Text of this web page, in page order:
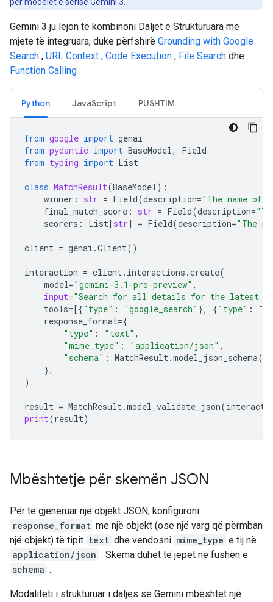
Gemini 3 ju lejon të kombinoni Daljet e Strukturuara me
mjete të integruara, duke përfshirë Grounding with Google
Search , URL Context , Code Execution , File Search dhe
Function Calling .
Python JavaScript PUSHTIM
from google import genai
from pydantic import BaseModel,
Field
from typing import List
class MatchResult(BaseModel):
winner : str = Field(description="The name of
final_match_score : str = Field(description=
scorers : List[str] = Field(description="The
client = genai .Client()
interaction = client. interactions .create(
model="gemini-3.1-pro-preview" ,
input="Search for all details for the latest
tools=[{"type" : "google_search" }, {"type" :
response_format={
"type" : "text" ,
"mime_type" : "application/json" ,
"schema" : MatchResult.model_json_schema()
},
)
result = MatchResult.model_validate_json(
print(result)
Mbështetje për skemën JSON
Për të gjeneruar një objekt JSON, konfiguroni
response_format me një objekt (ose një varg që përmban
një objekt) të tipit text dhe vendosni mime_type ​​e tij në
application/json . Skema duhet të jepet në fushën e
schema .
Modaliteti i strukturuar i daljes së Gemini mbështet një